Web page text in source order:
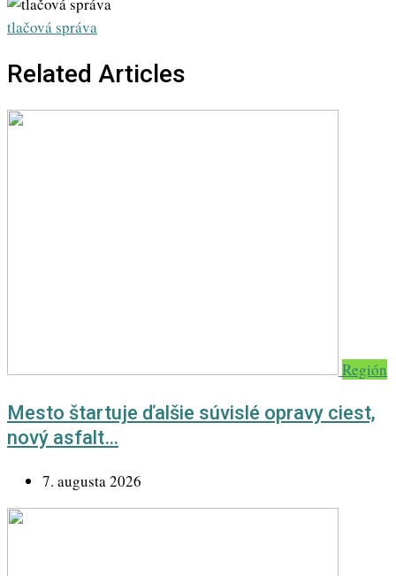
tlačová správa
Related Articles
Región
Mesto štartuje ďalšie súvislé opravy ciest,
nový asfalt…
7. augusta 2026